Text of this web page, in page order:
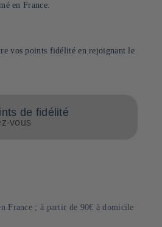
en France.
vos points fidélité en rejoignant le
de fidélité
vous
France ; à partir de 90€ à domicile